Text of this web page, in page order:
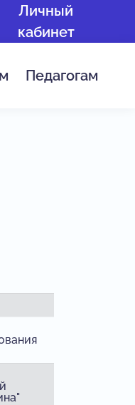
Личный
кабинет
Педагогам